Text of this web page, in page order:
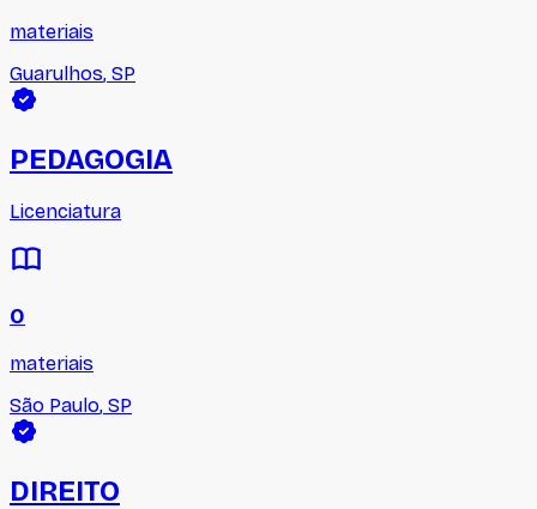
materiais
Guarulhos, SP
PEDAGOGIA
Licenciatura
0
materiais
São Paulo, SP
DIREITO